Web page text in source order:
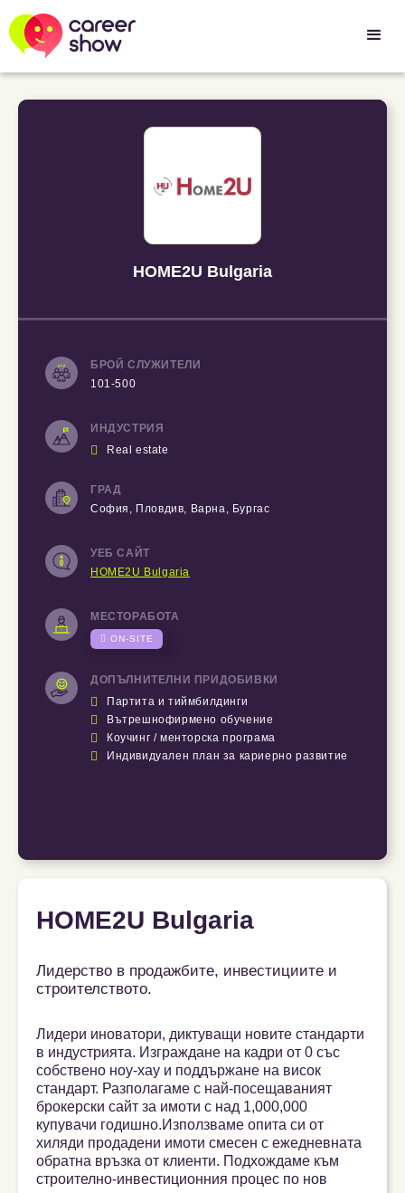
HOME2U Bulgaria
БРОЙ СЛУЖИТЕЛИ
101-500
ИНДУСТРИЯ
 Real estate
ГРАД
София, Пловдив, Варна, Бургас
УЕБ САЙТ
HOME2U Bulgaria
МЕСТОРАБОТА
 ON-SITE
ДОПЪЛНИТЕЛНИ ПРИДОБИВКИ
 Партита и тиймбилдинги
 Вътрешнофирмено обучение
 Коучинг / менторска програма
 Индивидуален план за кариерно развитие
HOME2U Bulgaria
Лидерство в продажбите, инвестициите и
строителството.
Лидери иноватори, диктуващи новите стандарти
в индустрията. Изграждане на кадри от 0 със
собствено ноу-хау и поддържане на висок
стандарт. Разполагаме с най-посещаваният
брокерски сайт за имоти с над 1,000,000
купувачи годишно.Използваме опита си от
хиляди продадени имоти смесен с ежедневната
обратна връзка от клиенти. Подхождаме към
строително-инвестиционния процес по нов